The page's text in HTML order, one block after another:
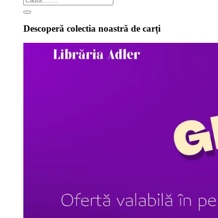
Descoperă colectia noastră de carți